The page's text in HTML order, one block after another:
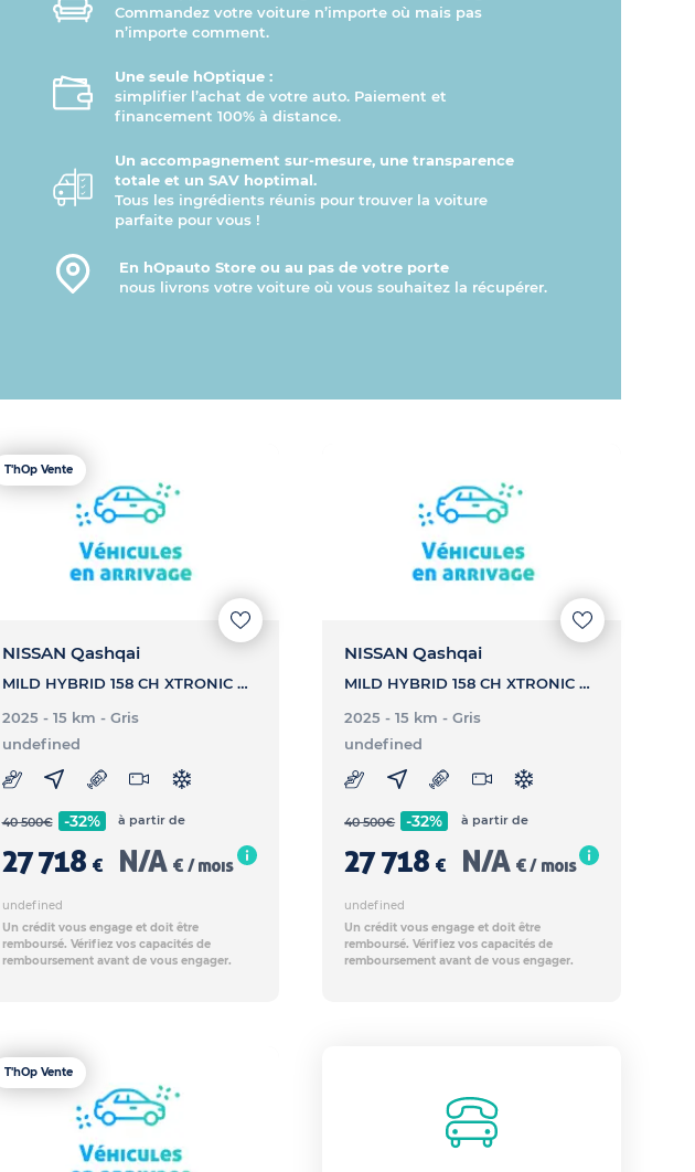
Commandez votre voiture n’importe où mais pas
n’importe comment.
Une seule hOptique :
simplifier l’achat de votre auto. Paiement et
financement 100% à distance.
Un accompagnement sur-mesure, une transparence
totale et un SAV hoptimal.
Tous les ingrédients réunis pour trouver la voiture
parfaite pour vous !
En hOpauto Store ou au pas de votre porte
nous livrons votre voiture où vous souhaitez la récupérer.
T'hOp Vente
NISSAN Qashqai
MILD HYBRID 158 CH XTRONIC N-CONNECTA - QASHQAI MILD HYBRID 158 CH XTRONIC N-CONNECTA
2025 - 15 km - Gris
undefined
40 500€ -32%
27 718 €
à partir de
N/A € / mois
undefined
Un crédit vous engage et doit être
remboursé. Vérifiez vos capacités de
remboursement avant de vous engager.
NISSAN Qashqai
MILD HYBRID 158 CH XTRONIC N-CONNECTA - QASHQAI MILD HYBRID 158 CH XTRONIC N-CONNECTA
2025 - 15 km- Gris
undefined
40 500€ -32%
27 718 €
à partir de
N/A € / mois
undefined
Un crédit vous engage et doit être
remboursé. Vérifiez vos capacités de
remboursement avant de vous engager.
T'hOp Vente